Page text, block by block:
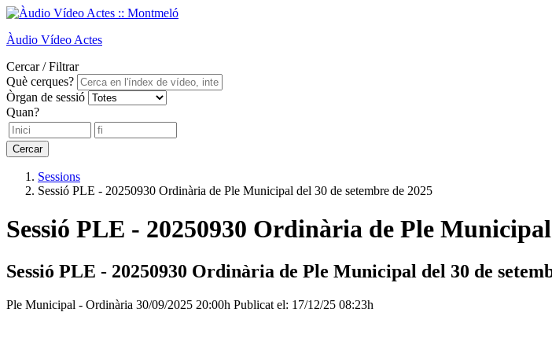
Àudio Vídeo Actes
Cercar / Filtrar
Què cerques?
Òrgan de sessió
Quan?
Cercar
Sessions
Sessió PLE - 20250930 Ordinària de Ple Municipal del 30 de setembre de 2025
Sessió PLE - 20250930 Ordinària de Ple
Sessió PLE - 20250930 Ordinària de Ple Municipal del 30 de
Ple Municipal - Ordinària 30/09/2025 20:00h Publicat el: 17/12/25 08:23h